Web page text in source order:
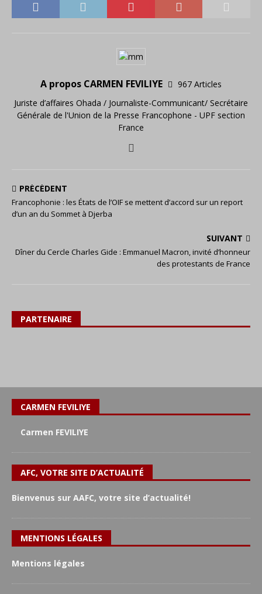
A propos CARMEN FEVILIYE
967 Articles
Juriste d’affaires Ohada / Journaliste-Communicant/ Secrétaire
Générale de l'Union de la Presse Francophone - UPF section
France
PRÉCÉDENT
Francophonie : les États de l’OIF se mettent d’accord sur un report
d’un an du Sommet à Djerba
SUIVANT
Dîner du Cercle Charles Gide : Emmanuel Macron, invité d’honneur
des protestants de France
PARTENAIRE
CARMEN FEVILIYE
Carmen FEVILIYE
AFC, VOTRE SITE D’ACTUALITÉ
Bienvenus sur AAFC, votre site d’actualité!
MENTIONS LÉGALES
Mentions légales